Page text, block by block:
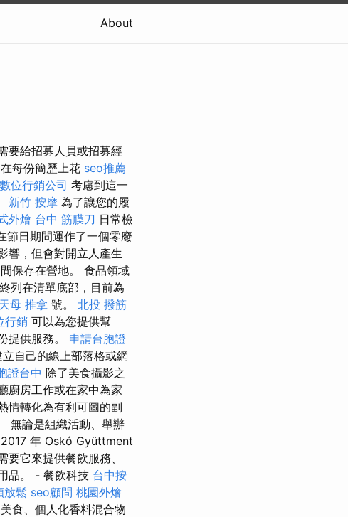
About
要給招募人員或招募經
每份簡歷上花 seo推薦
數位行銷公司 考慮到這一
新竹 按摩 為了讓您的履
外燴 台中 筋膜刀 日常檢
節日期間運作了一個零廢
響，但會對開立人產生
保存在營地。 食品領域
列在清單底部，目前為
天母 推拿 號。 北投 撥筋
行銷 可以為您提供幫
提供服務。 申請台胞證
自己的線上部落格或網
證台中 除了美食攝影之
廚房工作或在家中為家
情轉化為有利可圖的副
無論是組織活動、舉辦
2017 年 Oskó Gyüttment
它來提供餐飲服務、
品。 - 餐飲科技 台中按
放鬆 seo顧問 桃園外燴
食、個人化香料混合物